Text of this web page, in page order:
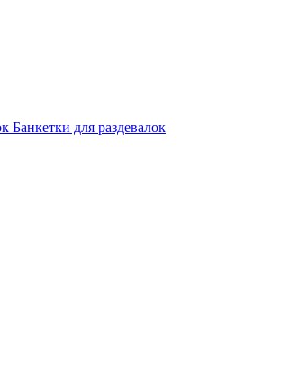
Банкетки для раздевалок